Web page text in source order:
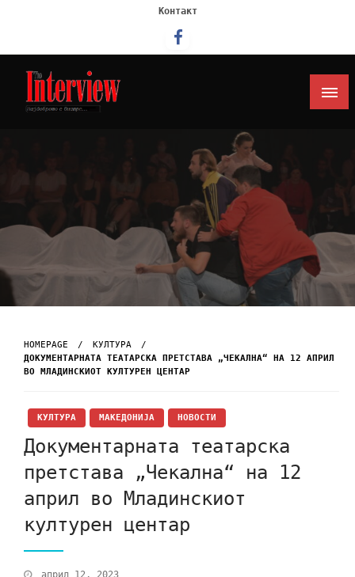
Контакт
HOMEPAGE
КУЛТУРА
ДОКУМЕНТАРНАТА ТЕАТАРСКА ПРЕТСТАВА „ЧЕКАЛНА“ НА 12 АПРИЛ
ВО МЛАДИНСКИОТ КУЛТУРЕН ЦЕНТАР
КУЛТУРА МАКЕДОНИЈА НОВОСТИ
Документарната театарска
претстава „Чекална“ на 12
април во Младинскиот
културен центар